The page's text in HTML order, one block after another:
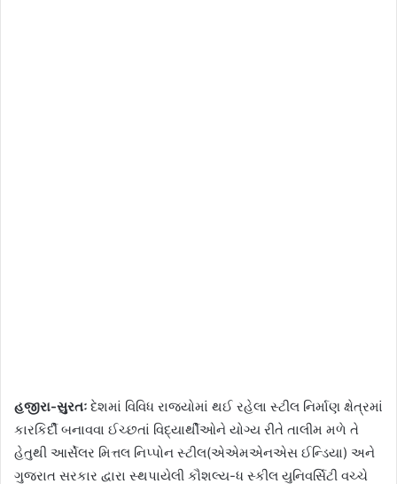
હજીરા-સુરતઃ દેશમાં વિવિધ રાજ્યોમાં થઈ રહેલા સ્ટીલ નિર્માણ ક્ષેત્રમાં
કારકિર્દી બનાવવા ઈચ્છતાં વિદ્યાર્થીઓને યોગ્ય રીતે તાલીમ મળે તે
હેતુથી આર્સેલર મિત્તલ નિપ્પોન સ્ટીલ(એએમએનએસ ઈન્ડિયા) અને
ગુજરાત સરકાર દ્વારા સ્થપાયેલી કૌશલ્ય-ધ સ્કીલ યુનિવર્સિટી વચ્ચે